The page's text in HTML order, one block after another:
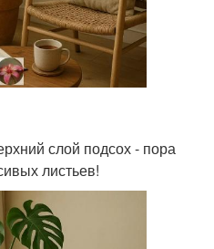
слой подсох - пора
листьев!